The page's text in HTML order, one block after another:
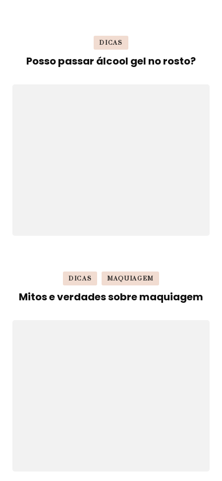
DICAS
Posso passar álcool gel no rosto?
DICAS MAQUIAGEM
Mitos e verdades sobre maquiagem